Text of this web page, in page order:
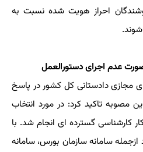
احراز هویت شده نسبت به
عدم اجرای دستورالعمل
مجازی دادستانی کل کشور در پاسخ
مصوبه تاکید کرد: در مورد انتخاب
کارشناسی گسترده ای انجام شد. با
سامانه سازمان بورس، سامانه